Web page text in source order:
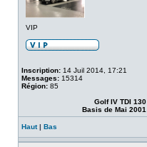
VIP
Inscription: 14 Juil 2014, 17:21
Messages: 15314
Région: 85
Golf IV TDI 130
Basis de Mai 2001
Haut| Bas